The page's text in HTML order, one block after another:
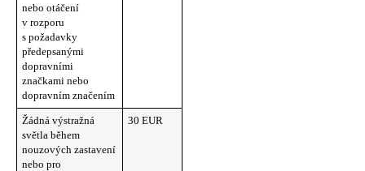
nebo otáčení
v rozporu
s požadavky
předepsanými
dopravními
značkami nebo
dopravním značením
Žádná výstražná
světla během
nouzových zastavení
nebo pro
30 EUR